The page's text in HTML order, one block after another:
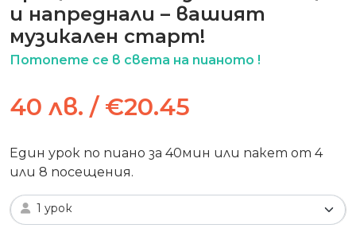
и напреднали – вашият
музикален старт!
Потопете се в света на пианото !
40 лв. / €20.45
Един урок по пиано за 40мин или пакет от 4
или 8 посещения.
1 урок